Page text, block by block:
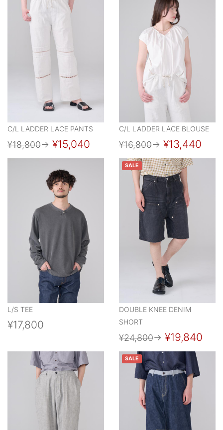
C/L LADDER LACE PANTS
¥18,800→ ¥15,040
C/L LADDER LACE BLOUSE
¥16,800→ ¥13,440
L/S TEE
¥17,800
SALE
DOUBLE KNEE DENIM
SHORT
¥24,800→ ¥19,840
SALE